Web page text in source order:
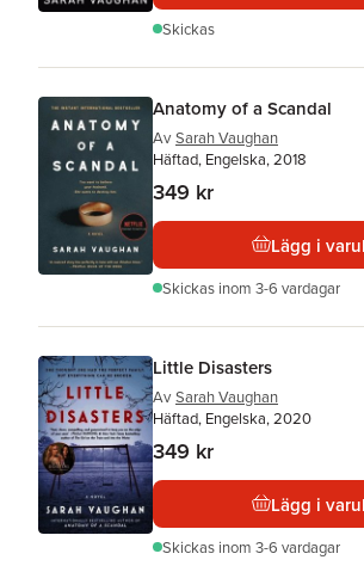
Skickas
Anatomy of a Scandal
Av Sarah Vaughan
Häftad, Engelska, 2018
349 kr
Lägg i
Skickas inom 3-6 vardagar
Little Disasters
Av Sarah Vaughan
Häftad, Engelska, 2020
349 kr
Lägg i
Skickas inom 3-6 vardagar